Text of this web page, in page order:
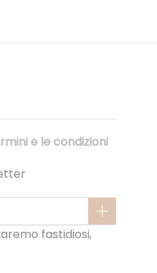
e le condizioni
fastidiosi,